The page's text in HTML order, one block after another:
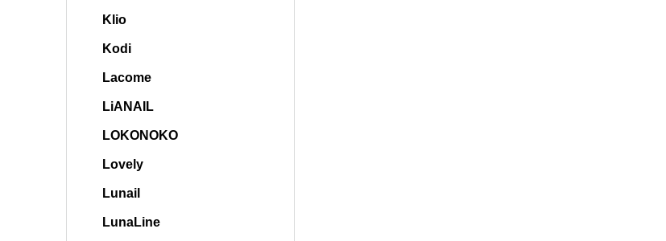
Klio
Kodi
Lacome
LiANAIL
LOKONOKO
Lovely
Lunail
LunaLine